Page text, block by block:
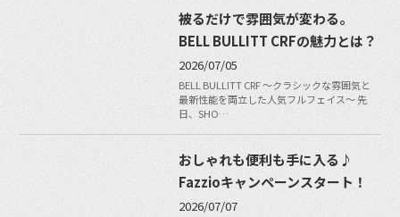
被るだけで雰囲気が変わる。
BELL BULLITT CRFの魅力とは？
2026/07/05
BELL BULLITT CRF 〜クラシックな雰囲気と
最新性能を両立した人気フルフェイス〜 先
日、SHO…
おしゃれも便利も手に入る♪
Fazzioキャンペーンスタート！
2026/07/07